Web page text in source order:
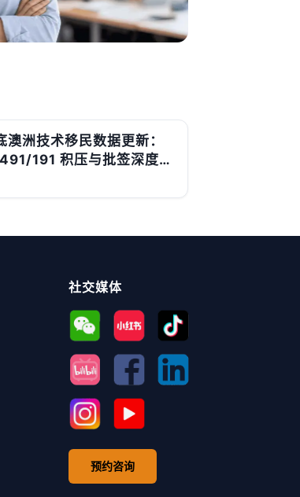
澳洲技术移民数据更新：
191 积压与批签深度解
社交媒体
预约咨询